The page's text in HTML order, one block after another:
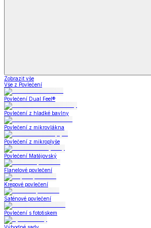
Koupelna
Ručníky a osušky
Koupelnové předložky
Zobrazit vše
Vše z Koupelna
Ručníky a osušky
Koupelnové předložky